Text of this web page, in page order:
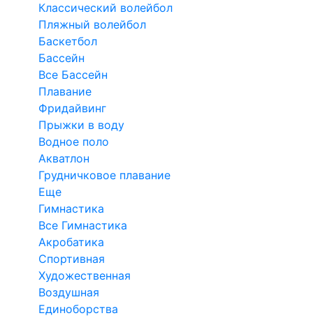
Классический волейбол
Пляжный волейбол
Баскетбол
Бассейн
Все Бассейн
Плавание
Фридайвинг
Прыжки в воду
Водное поло
Акватлон
Грудничковое плавание
Еще
Гимнастика
Все Гимнастика
Акробатика
Спортивная
Художественная
Воздушная
Единоборства